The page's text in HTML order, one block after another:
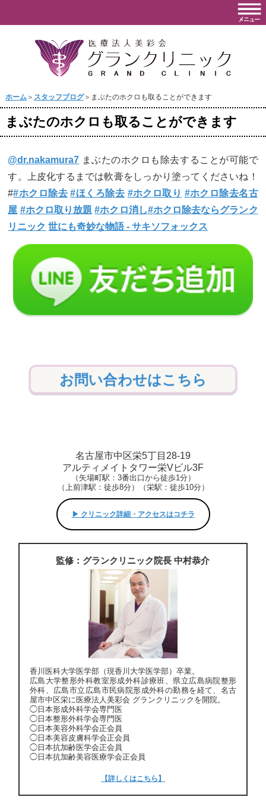
ホーム＞ スタッフブログ＞まぶたのホクロも取ることができます
まぶたのホクロも取ることができます
@dr.nakamura7 まぶたのホクロも除去することが可能で
す。上皮化するまでは軟膏をしっかり塗ってくださいね！
##ホクロ除去 #ほくろ除去 #ホクロ取り #ホクロ除去名古
屋 #ホクロ取り放題 #ホクロ消し#ホクロ除去ならグランク
リニック 世にも奇妙な物語 - サキソフォックス
お問い合わせはこちら
名古屋市中区栄5丁目28-19
アルティメイトタワー栄Vビル3F
（矢場町駅：3番出口から徒歩1分）
（上前津駅：徒歩8分）（栄駅：徒歩10分）
▶︎ クリニック詳細・アクセスはコチラ
監修：グランクリニック院長 中村恭介
香川医科大学医学部（現香川大学医学部）卒業。
広島大学整形外科教室形成外科診療班、県立広島病院整形
外科、広島市立広島市民病院形成外科の勤務を経て、名古
屋市中区栄に医療法人美彩会 グランクリニックを開院。
◯日本形成外科学会専門医
◯日本整形外科学会専門医
◯日本美容外科学会正会員
◯日本美容皮膚科学会正会員
◯日本抗加齢医学会正会員
◯日本抗加齢美容医療学会正会員
【詳しくはこちら】